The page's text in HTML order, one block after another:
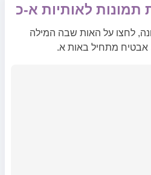
לחצו על האות שבה המילה
מתחיל באות א.